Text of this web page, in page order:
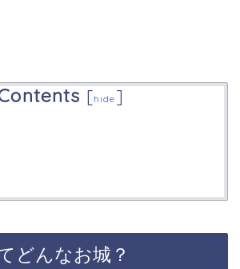
[hide ]
どんなお城？